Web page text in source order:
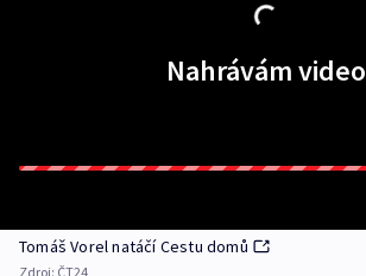
Nahrávám video
Tomáš Vorel natáčí Cestu domů
Zdroj: ČT24